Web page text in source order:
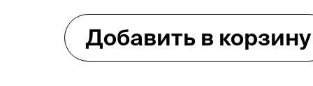
info@powerofterritory.ru
Добавить в корзину